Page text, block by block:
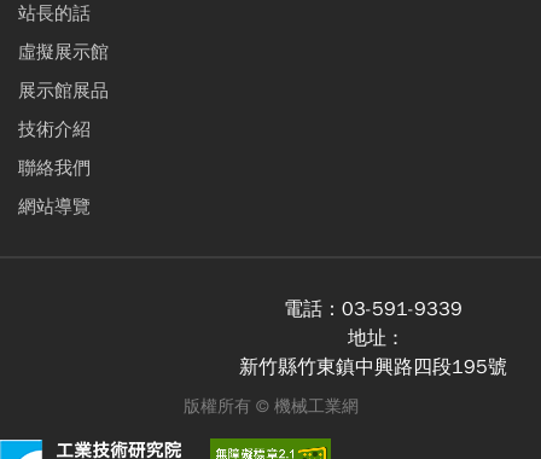
站長的話
虛擬展示館
展示館展品
技術介紹
聯絡我們
網站導覽
電話： 03-591-9339
地址 :
新竹縣竹東鎮中興路四段195號
版權所有 © 機械工業網